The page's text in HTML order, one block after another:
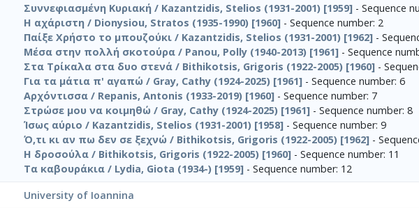
Συννεφιασμένη Κυριακή / Kazantzidis, Stelios (1931-2001) [1959] - Sequence
Η αχάριστη / Dionysiou, Stratos (1935-1990) [1960] - Sequence number: 2
Παίξε Χρήστο το μπουζούκι / Kazantzidis, Stelios (1931-2001) [1962] -
Μέσα στην πολλή σκοτούρα / Panou, Polly (1940-2013) [1961] - Sequence
Στα Τρίκαλα στα δυο στενά / Bithikotsis, Grigoris (1922-2005) [1960] -
Για τα μάτια π' αγαπώ / Gray, Cathy (1924-2025) [1961] - Sequence number: 6
Αρχόντισσα / Repanis, Antonis (1933-2019) [1960] - Sequence number: 7
Στρώσε μου να κοιμηθώ / Gray, Cathy (1924-2025) [1961] - Sequence number: 8
Ίσως αύριο / Kazantzidis, Stelios (1931-2001) [1958] - Sequence number: 9
Ό,τι κι αν πω δεν σε ξεχνώ / Bithikotsis, Grigoris (1922-2005) [1962] -
Η δροσούλα / Bithikotsis, Grigoris (1922-2005) [1960] - Sequence number: 11
Τα καβουράκια / Lydia, Giota (1934-) [1959] - Sequence number: 12
University of Ioannina